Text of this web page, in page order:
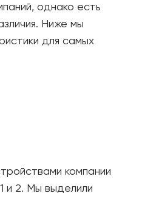
однако есть
Ниже мы
для самых
компании
и 2. Мы выделили